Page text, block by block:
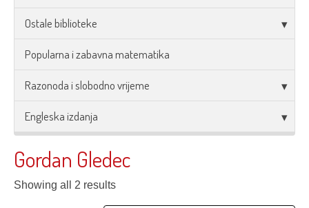
Ostale biblioteke
Popularna i zabavna matematika
Razonoda i slobodno vrijeme
Engleska izdanja
Gordan Gledec
Showing all 2 results